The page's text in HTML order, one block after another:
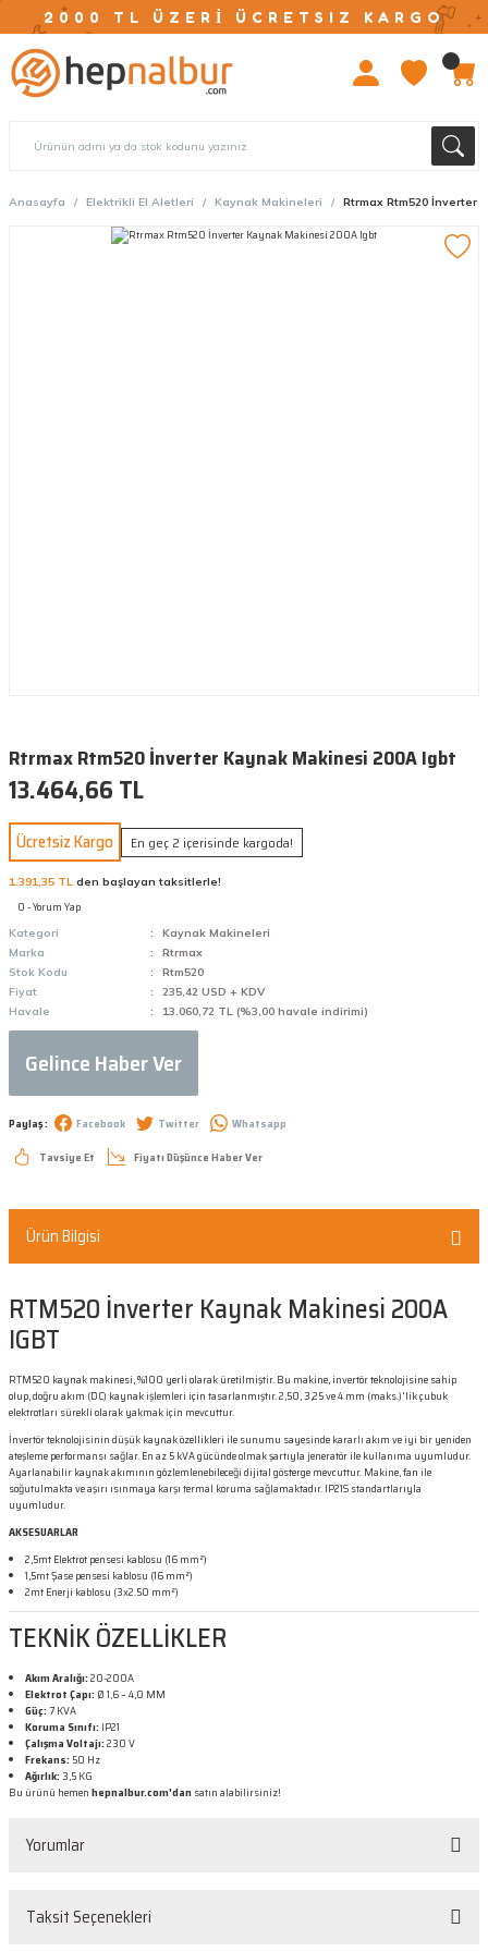
2000 TL ÜZERİ ÜCRETSIZ KARGO
Anasayfa Elektrikli El Aletleri Kaynak Makineleri Rtrmax Rtm520 İnverter
Rtrmax Rtm520 İnverter Kaynak Makinesi 200A Igbt
13.464,66 TL
Ücretsiz Kargo En geç 2 içerisinde kargoda!
1.391,35 TL den başlayan taksitlerle!
0 - Yorum Yap
Kategori
Kaynak Makineleri
Marka
Rtrmax
Stok Kodu
Rtm520
Fiyat
235,42 USD + KDV
Havale
13.060,72 TL (%3,00 havale indirimi)
Gelince Haber Ver
Paylaş : Facebook Twitter
Whatsapp
Tavsiye Et
Fiyatı Düşünce Haber Ver
Ürün Bilgisi
RTM520 İnverter Kaynak Makinesi 200A
IGBT
RTM520 kaynak makinesi, %100 yerli olarak üretilmiştir. Bu makine, invertör teknolojisine sahip
olup, doğru akım (DC) kaynak işlemleri için tasarlanmıştır. 2,50, 3,25 ve 4 mm (maks.)'lik çubuk
elektrotları sürekli olarak yakmak için mevcuttur.
İnvertör teknolojisinin düşük kaynak özellikleri ile sunumu sayesinde kararlı akım ve iyi bir yeniden
ateşleme performansı sağlar. En az 5 kVA gücünde olmak şartıyla jeneratör ile kullanıma uyumludur.
Ayarlanabilir kaynak akımının gözlemlenebileceği dijital gösterge mevcuttur. Makine, fan ile
soğutulmakta ve aşırı ısınmaya karşı termal koruma sağlamaktadır. IP21S standartlarıyla
uyumludur.
AKSESUARLAR
2,5mt Elektrot pensesi kablosu (16 mm²)
1,5mt Şase pensesi kablosu (16 mm²)
2mt Enerji kablosu (3x2.50 mm²)
TEKNİK ÖZELLİKLER
Akım Aralığı:20-200A
Elektrot Çapı:Ø 1,6 – 4,0 MM
Güç:7 KVA
Koruma Sınıfı:IP21
Çalışma Voltajı:230 V
Frekans:50 Hz
Ağırlık:3,5 KG
Bu ürünü hemenhepnalbur.com'dansatın alabilirsiniz!
Yorumlar
Taksit Seçenekleri